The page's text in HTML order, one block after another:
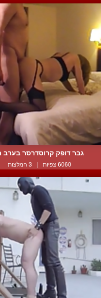
גבר דופק קרוסדרסר בערב
6060 צפיות | 3 המלצות